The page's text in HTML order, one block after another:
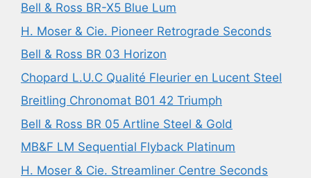
Bell & Ross BR-X5 Blue Lum
H. Moser & Cie. Pioneer Retrograde Seconds
Bell & Ross BR 03 Horizon
Chopard L.U.C Qualité Fleurier en Lucent Steel
Breitling Chronomat B01 42 Triumph
Bell & Ross BR 05 Artline Steel & Gold
MB&F LM Sequential Flyback Platinum
H. Moser & Cie. Streamliner Centre Seconds